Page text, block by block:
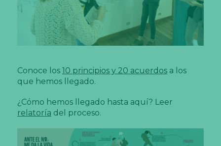
Conoce los 10 principios y 20 acuerdosa los
que hemos llegado.
¿Cómo hemos llegado hasta aquí? Leer
relatoría del proceso.